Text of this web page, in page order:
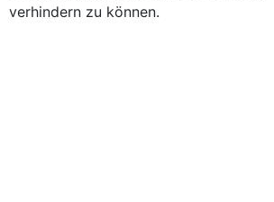
verhindern zu können.